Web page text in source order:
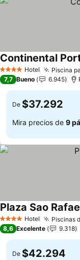
4 EstrellasHotel Piscina
Continental
7,7 Bueno 6.945
De $37.292
Mira precios de 9
4 EstrellasHotel Piscinas
Plaza Sao
8,6 Excelente 9.318
De $42.294